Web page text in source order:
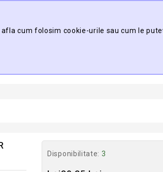
cum folosim cookie-urile sau cum le
Disponibilitate: 3